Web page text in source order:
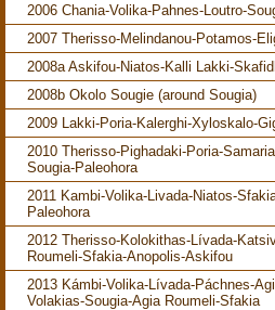
2006 Chania-Volika-Pahnes-Loutro-
2007 Therisso-Melindanou-Potamos-
2008a Askifou-Niatos-Kalli Lakki-
2008b Okolo Sougie (around Sougia)
2009 Lakki-Poria-Kalerghi-Xyloskalo-
2010 Therisso-Pighadaki-Poria-
Sougia-Paleohora
2011 Kambi-Volika-Livada-Niatos-
Paleohora
2012 Therisso-Kolokithas-Lívada-
Roumeli-Sfakia-Anopolis-Askifou
2013 Kámbi-Volika-Lívada-Páchnes-
Volakias-Sougia-Agia Roumeli-Sfakia